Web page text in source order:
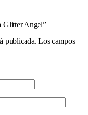
Glitter Angel”
publicada. Los campos